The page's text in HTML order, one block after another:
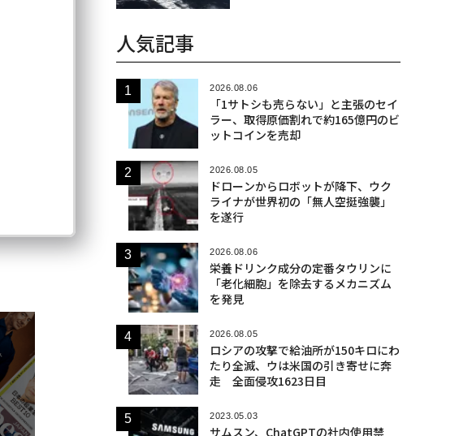
人気記事
2026.08.06
「1サトシも売らない」と主張のセイ
ラー、取得原価割れで約165億円のビ
ットコインを売却
2026.08.05
ドローンからロボットが降下、ウク
ライナが世界初の「無人空挺強襲」
を遂行
2026.08.06
栄養ドリンク成分の定番タウリンに
「老化細胞」を除去するメカニズム
を発見
2026.08.05
ロシアの攻撃で給油所が150キロにわ
たり全滅、ウは米国の引き寄せに奔
走 全面侵攻1623日目
2023.05.03
サムスン、ChatGPTの社内使用禁